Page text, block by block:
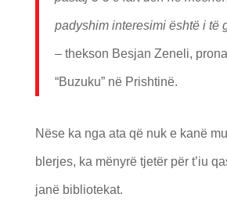
padyshim interesimi është i të
– thekson Besjan Zeneli,
“Buzuku” në Prishtinë.
Nëse ka nga ata që nuk e kanë
blerjes, ka mënyrë tjetër për t’iu
janë bibliotekat.